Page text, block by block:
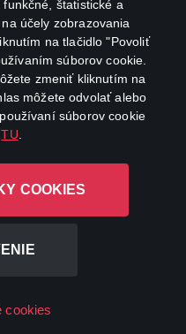
štatistické a
účely zobrazovania
na tlačidlo "Povoliť
súborov cookie.
zmeniť kliknutím na
môžete odvolať alebo
súborov cookie
TU
COOKIES
cookies
Rue Albert Borschette 4,